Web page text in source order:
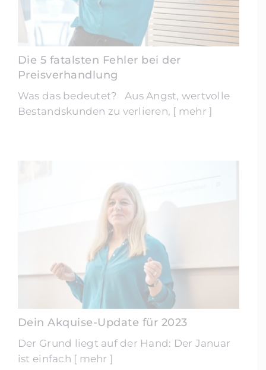
Die 5 fatalsten Fehler bei der
Preisverhandlung
Was das bedeutet? Aus Angst, wertvolle
Bestandskunden zu verlieren, [ mehr ]
Dein Akquise-Update für 2023
Der Grund liegt auf der Hand: Der Januar
ist einfach [ mehr ]